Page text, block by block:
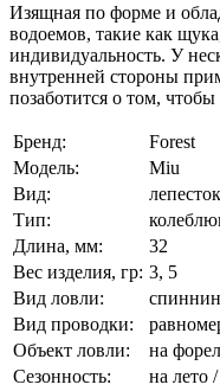
Изящная по форме и
водоемов, такие как
индивидуальность. У
внутренней стороны
позаботится о том,
Бренд:
Forest
Модель:
Miu
Вид:
лепесток
Тип:
Длина, мм:
32
Вес изделия, гр: 3, 5
Вид ловли:
Вид проводки:
Объект ловли:
на
Сезонность:
на лето